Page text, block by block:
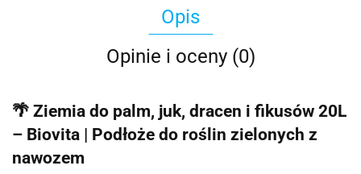
Opis
Opinie i oceny (0)
🌴 Ziemia do palm, juk, dracen i fikusów 20L
– Biovita | Podłoże do roślin zielonych z
nawozem